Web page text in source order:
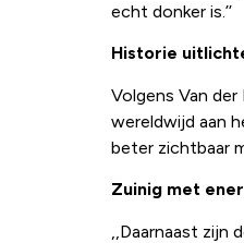
echt donker is.’’
Historie
Volgens Van
wereldwijd aan
beter zichtbaar
Zuinig met
,,Daarnaast